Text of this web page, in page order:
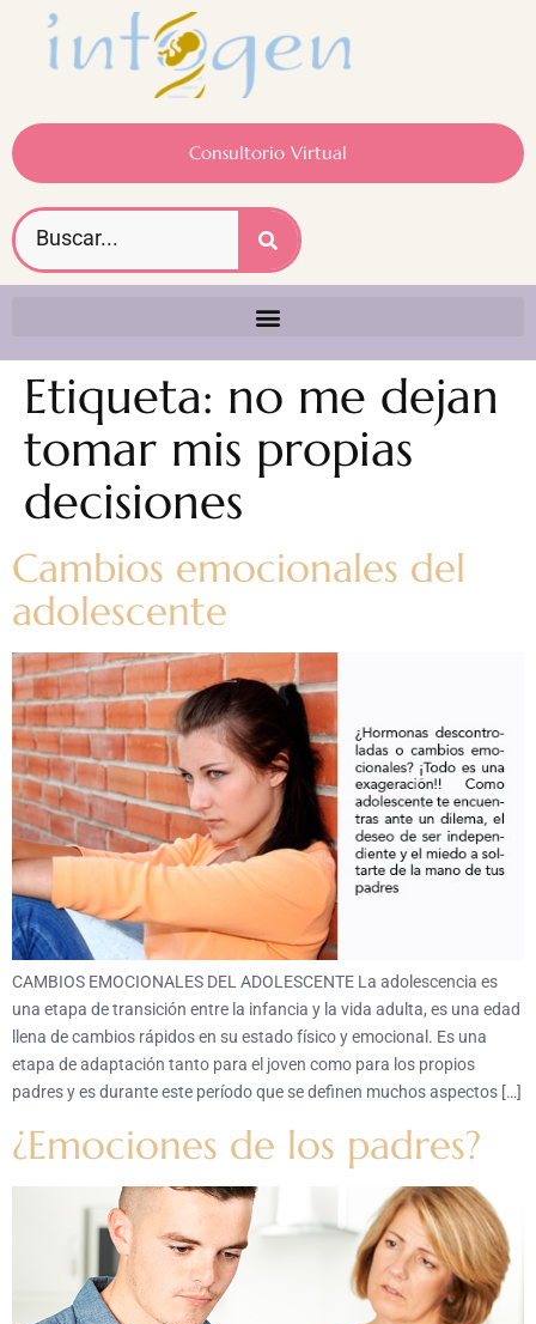
Consultorio Virtual
Etiqueta: no me dejan
tomar mis propias
decisiones
Cambios emocionales del
adolescente
CAMBIOS EMOCIONALES DEL ADOLESCENTE La adolescencia es
una etapa de transición entre la infancia y la vida adulta, es una edad
llena de cambios rápidos en su estado físico y emocional. Es una
etapa de adaptación tanto para el joven como para los propios
padres y es durante este período que se definen muchos aspectos […]
¿Emociones de los padres?